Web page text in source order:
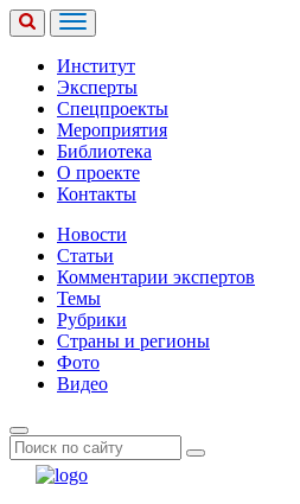
Институт
Эксперты
Спецпроекты
Мероприятия
Библиотека
О проекте
Контакты
Новости
Статьи
Комментарии экспертов
Темы
Рубрики
Страны и регионы
Фото
Видео